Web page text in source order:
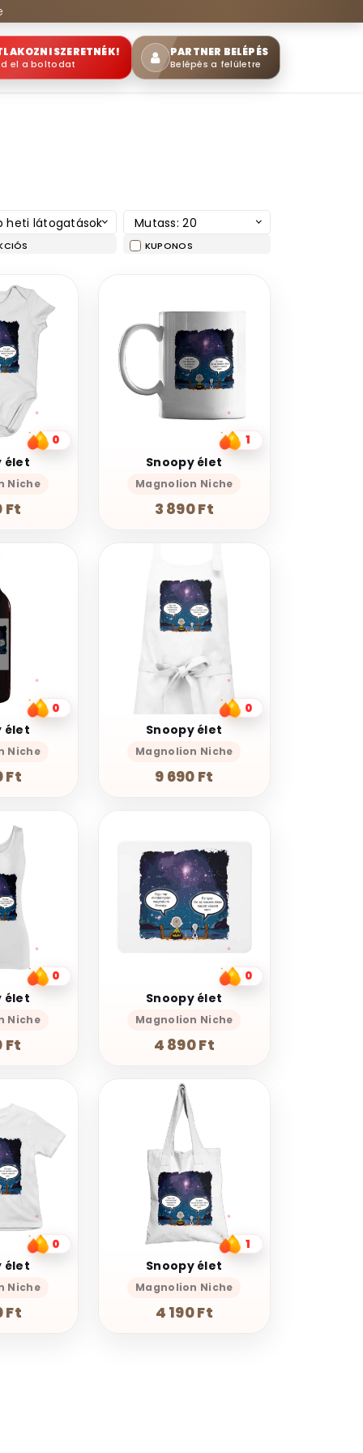
SZERETNÉK!
el a boltodat
PARTNER BELÉPÉS
Belépés a felületre
heti látogatások Mutass: 20
KUPONOS
0
élet
Niche
Ft
1
Snoopy élet
Magnolion Niche
3 890 Ft
0
élet
Niche
Ft
0
Snoopy élet
Magnolion Niche
9 690 Ft
0
élet
Niche
Ft
0
Snoopy élet
Magnolion Niche
4 890 Ft
0
élet
Niche
Ft
1
Snoopy élet
Magnolion Niche
4 190 Ft